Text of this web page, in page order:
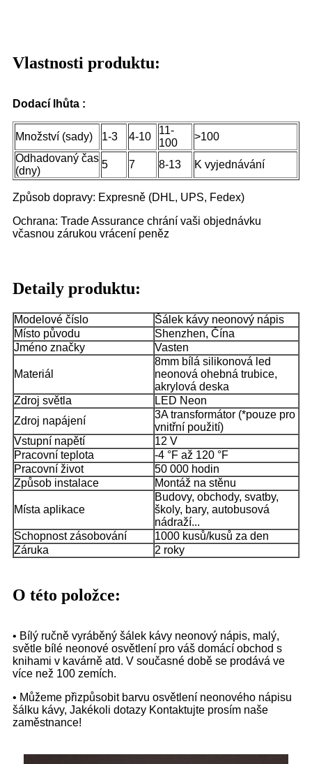
Vlastnosti produktu:
Dodací lhůta :
Množství (sady) 1-3 4-10
11-
100
>100
Odhadovaný čas
(dny)
5 7 8-13 K vyjednávání
Způsob dopravy: Expresně (DHL, UPS, Fedex)
Ochrana: Trade Assurance chrání vaši objednávku
včasnou zárukou vrácení peněz
Detaily produktu:
Modelové číslo
Šálek kávy neonový nápis
Místo původu
Shenzhen, Čína
Jméno značky
Vasten
Materiál
8mm bílá silikonová led
neonová ohebná trubice,
akrylová deska
Zdroj světla
LED Neon
Zdroj napájení
3A transformátor (*pouze pro
vnitřní použití)
Vstupní napětí
12 V
Pracovní teplota
-4 °F až 120 °F
Pracovní život
50 000 hodin
Způsob instalace
Montáž na stěnu
Místa aplikace
Budovy, obchody, svatby,
školy, bary, autobusová
nádraží...
Schopnost zásobování
1000 kusů/kusů za den
Záruka
2 roky
O této položce:
• Bílý ručně vyráběný šálek kávy neonový nápis, malý,
světle bílé neonové osvětlení pro váš domácí obchod s
knihami v kavárně atd. V současné době se prodává ve
více než 100 zemích.
• Můžeme přizpůsobit barvu osvětlení neonového nápisu
šálku kávy, Jakékoli dotazy Kontaktujte prosím naše
zaměstnance!